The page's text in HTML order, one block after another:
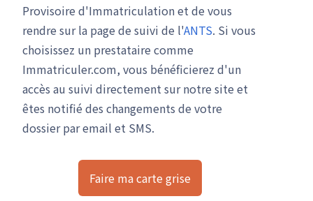
Provisoire d'Immatriculation et de vous
rendre sur la page de suivi de l'ANTS. Si vous
choisissez un prestataire comme
Immatriculer.com, vous bénéficierez d'un
accès au suivi directement sur notre site et
êtes notifié des changements de votre
dossier par email et SMS.
Faire ma carte grise